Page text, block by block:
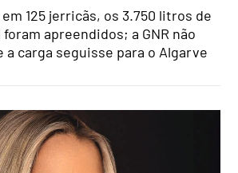
125 jerricãs, os 3.750 litros de
apreendidos; a GNR não
a carga seguisse para o Algarve